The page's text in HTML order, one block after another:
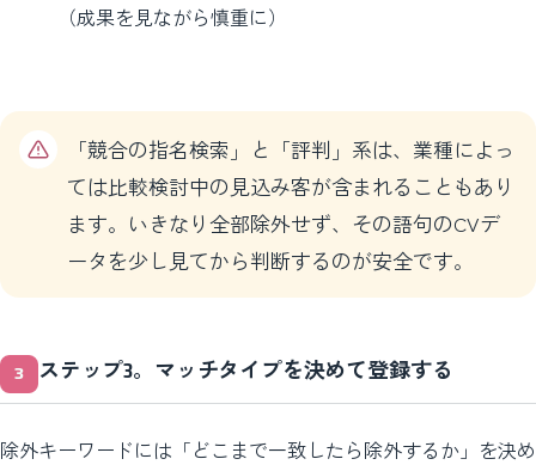
（成果を見ながら慎重に）
「競合の指名検索」と「評判」系は、業種によっ
ては比較検討中の見込み客が含まれることもあり
ます。いきなり全部除外せず、その語句のCVデ
ータを少し見てから判断するのが安全です。
ステップ3。マッチタイプを決めて登録する
除外キーワードには「どこまで一致したら除外するか」を決め